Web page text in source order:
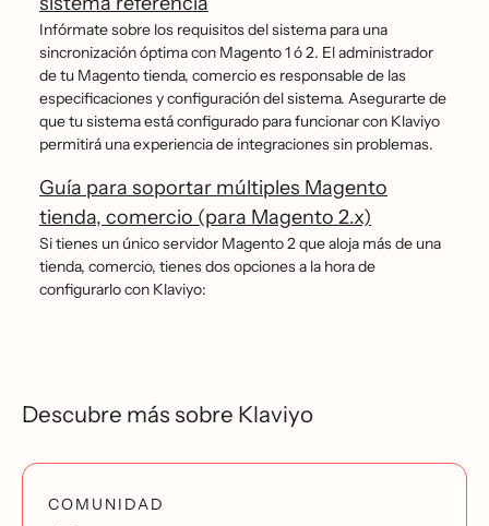
Infórmate sobre los requisitos del sistema para una
sincronización óptima con Magento 1 ó 2. El administrador
de tu Magento tienda, comercio es responsable de las
especificaciones y configuración del sistema. Asegurarte de
que tu sistema está configurado para funcionar con Klaviyo
permitirá una experiencia de integraciones sin problemas.
Guía para soportar múltiples Magento
tienda, comercio (para Magento 2.x)
Si tienes un único servidor Magento 2 que aloja más de una
tienda, comercio, tienes dos opciones a la hora de
configurarlo con Klaviyo:
Descubre más sobre Klaviyo
COMUNIDAD